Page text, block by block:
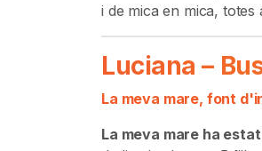
i de mica en mica,
Luciana –
La meva mare, font
La meva mare ha